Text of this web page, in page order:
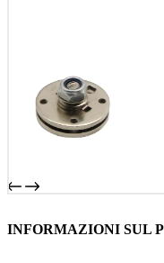
INFORMAZIONI SUL